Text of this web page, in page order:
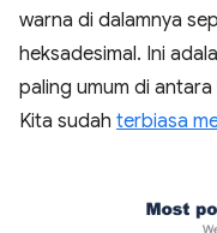
warna di dalamnya
heksadesimal. Ini
paling umum di
Kita sudah terbiasa